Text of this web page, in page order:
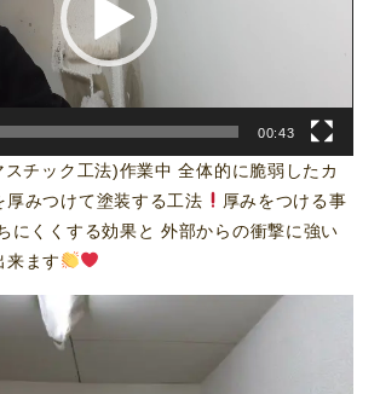
00:43
スチック工法)作業中 全体的に脆弱したカ
厚みつけて塗装する工法
厚みをつける事
にくくする効果と 外部からの衝撃に強い
来ます